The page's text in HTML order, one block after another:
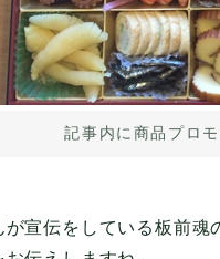
記事内に商品プロ
が宣伝をしている板前